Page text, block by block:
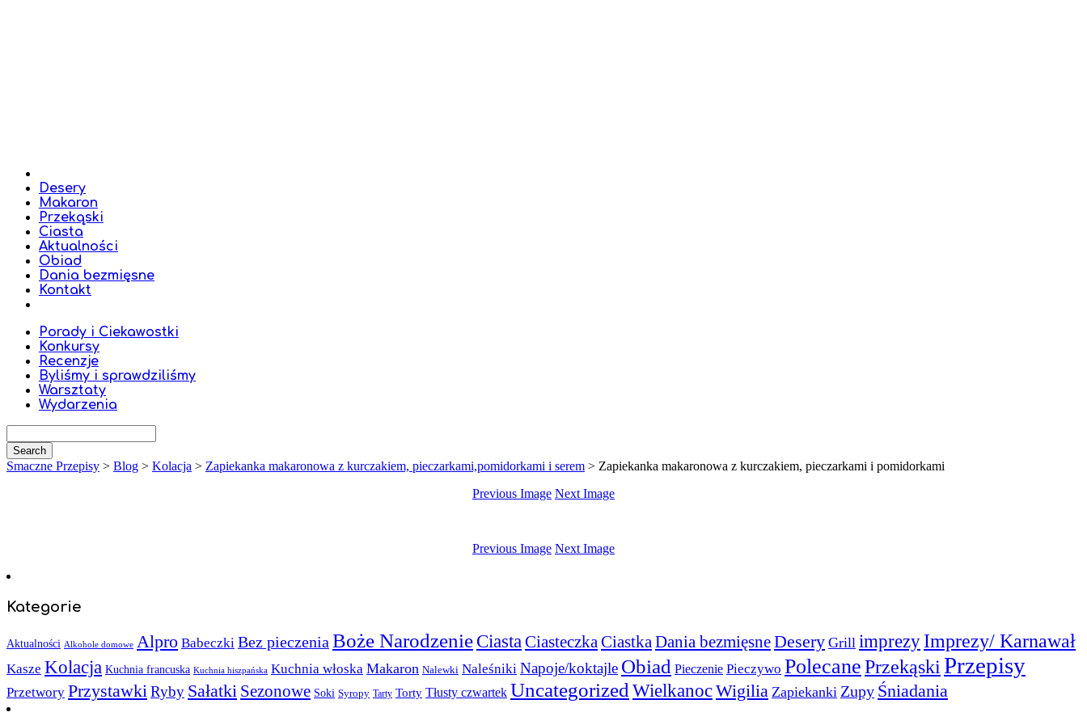
Desery
Makaron
Przekąski
Ciasta
Aktualności
Obiad
Dania bezmięsne
Kontakt
Porady i Ciekawostki
Konkursy
Recenzje
Byliśmy i sprawdziliśmy
Warsztaty
Wydarzenia
Smaczne Przepisy > Blog > Kolacja > Zapiekanka makaronowa z kurczakiem, pieczarkami,pomidorkami i serem > Zapiekanka makaronowa z kurczakiem, pieczarkami i pomidorkami
Previous Image Next Image
Previous Image Next Image
Kategorie
Aktualności Alkohole domowe Alpro Babeczki Bez pieczeniaBoże NarodzenieCiastaCiasteczkaCiastkaDania bezmięsneDesery Grill imprezy Imprezy/ Karnawał
Kasze Kolacja Kuchnia francuska Kuchnia hiszpańska Kuchnia włoska Makaron Nalewki Naleśniki Napoje/koktajle Obiad Pieczenie Pieczywo PolecanePrzekąskiPrzepisy
Przetwory PrzystawkiRyby Sałatki Sezonowe Soki Syropy Tarty Torty Tłusty czwartek UncategorizedWielkanocWigilia Zapiekanki Zupy Śniadania